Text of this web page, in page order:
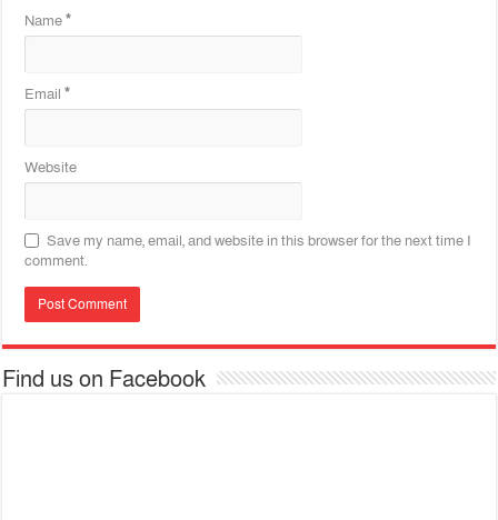
Name*
Email*
Website
Save my name, email, and website in this browser for the next time I
comment.
Find us on Facebook